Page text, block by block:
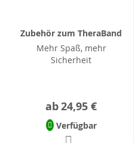
Zubehör zum TheraBand
Mehr Spaß, mehr
Sicherheit
ab24,95 €
Verfügbar